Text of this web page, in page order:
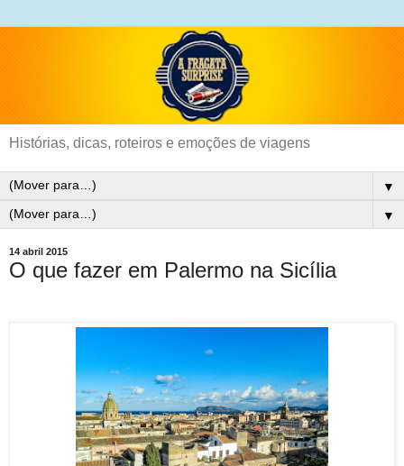
Histórias, dicas, roteiros e emoções de viagens
▼
▼
14 abril 2015
O que fazer em Palermo na Sicília